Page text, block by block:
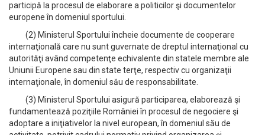
participă la procesul de elaborare a politicilor şi documentelor
europene în domeniul sportului.
(2) Ministerul Sportului încheie documente de cooperare
internaţională care nu sunt guvernate de dreptul internaţional cu
autorităţi având competenţe echivalente din statele membre ale
Uniunii Europene sau din state terţe, respectiv cu organizaţii
internaţionale, în domeniul său de responsabilitate.
(3) Ministerul Sportului asigură participarea, elaborează şi
fundamentează poziţiile României în procesul de negociere şi
adoptare a iniţiativelor la nivel european, în domeniul său de